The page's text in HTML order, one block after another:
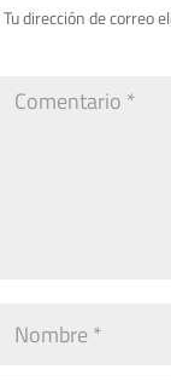
Tu dirección de correo